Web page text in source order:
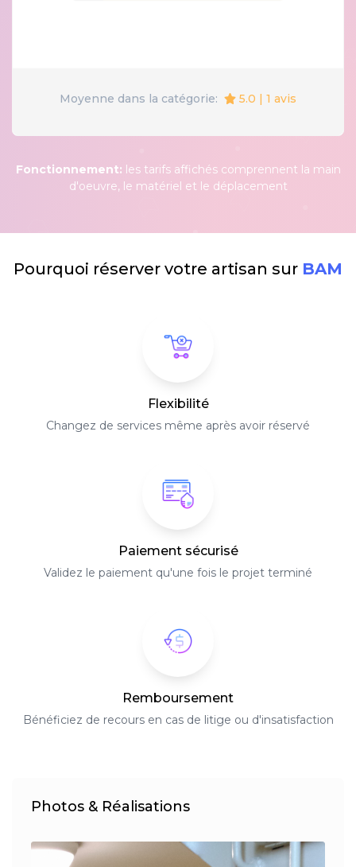
Moyenne dans la catégorie: 5.0 | 1 avis
Fonctionnement: les tarifs affichés comprennent la main
d'oeuvre, le matériel et le déplacement
Pourquoi réserver votre artisan sur BAM
Flexibilité
Changez de services même après avoir réservé
Paiement sécurisé
Validez le paiement qu'une fois le projet terminé
Remboursement
Bénéficiez de recours en cas de litige ou d'insatisfaction
Photos & Réalisations